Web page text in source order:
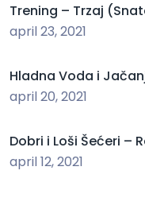
Trening – Trzaj
april 23, 2021
Hladna Voda i
april 20, 2021
Dobri i Loši Šećeri –
april 12, 2021